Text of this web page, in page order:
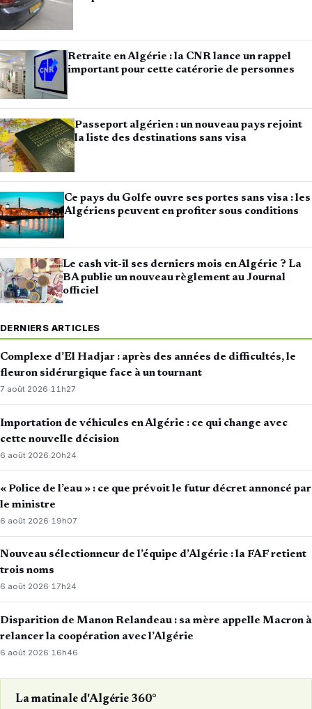
Retraite en Algérie : la CNR lance un rappel
important pour cette catérorie de personnes
Passeport algérien : un nouveau pays rejoint
la liste des destinations sans visa
Ce pays du Golfe ouvre ses portes sans visa : les
Algériens peuvent en profiter sous conditions
Le cash vit-il ses derniers mois en Algérie ? La
BA publie un nouveau règlement au Journal
officiel
DERNIERS ARTICLES
Complexe d’El Hadjar : après des années de difficultés, le
fleuron sidérurgique face à un tournant
7 août 2026·11h27
Importation de véhicules en Algérie : ce qui change avec
cette nouvelle décision
6 août 2026·20h24
« Police de l’eau » : ce que prévoit le futur décret annoncé par
le ministre
6 août 2026·19h07
Nouveau sélectionneur de l’équipe d’Algérie : la FAF retient
trois noms
6 août 2026·17h24
Disparition de Manon Relandeau : sa mère appelle Macron à
relancer la coopération avec l’Algérie
6 août 2026· 16h46
La matinale d'Algérie 360°